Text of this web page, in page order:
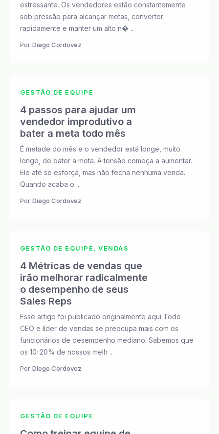
estressante. Os vendedores estão constantemente
sob pressão para alcançar metas, converter
rapidamente e manter um alto n� ...
Por Diego Cordovez
GESTÃO DE EQUIPE
4 passos para ajudar um
vendedor improdutivo a
bater a meta todo mês
É metade do mês e o vendedor está longe, muito
longe, de bater a meta. A tensão começa a aumentar.
Ele até se esforça, mas não fecha nenhuma venda.
Quando acaba o ...
Por Diego Cordovez
GESTÃO DE EQUIPE, VENDAS
4 Métricas de vendas que
irão melhorar radicalmente
o desempenho de seus
Sales Reps
Esse artigo foi publicado originalmente aqui Todo
CEO e líder de vendas se preocupa mais com os
funcionários de desempenho mediano. Sabemos que
os 10-20% de nossos melh ...
Por Diego Cordovez
GESTÃO DE EQUIPE